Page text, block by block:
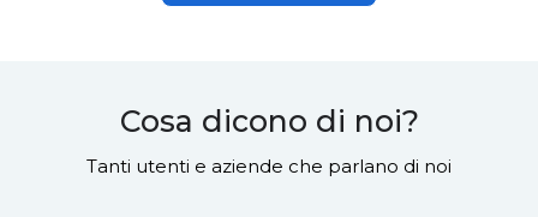
Cosa dicono di noi?
Tanti utenti e aziende che parlano di noi